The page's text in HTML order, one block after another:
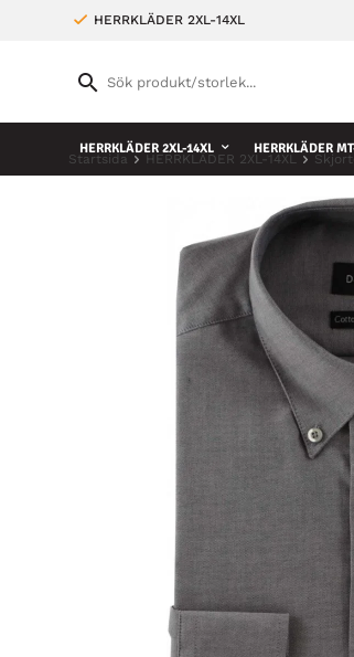
HERRKLÄDER 2XL-14XL
HERRKLÄDER 2XL-14XL HERRKLÄDER
Startsida HERRKLÄDER 2XL-14XL